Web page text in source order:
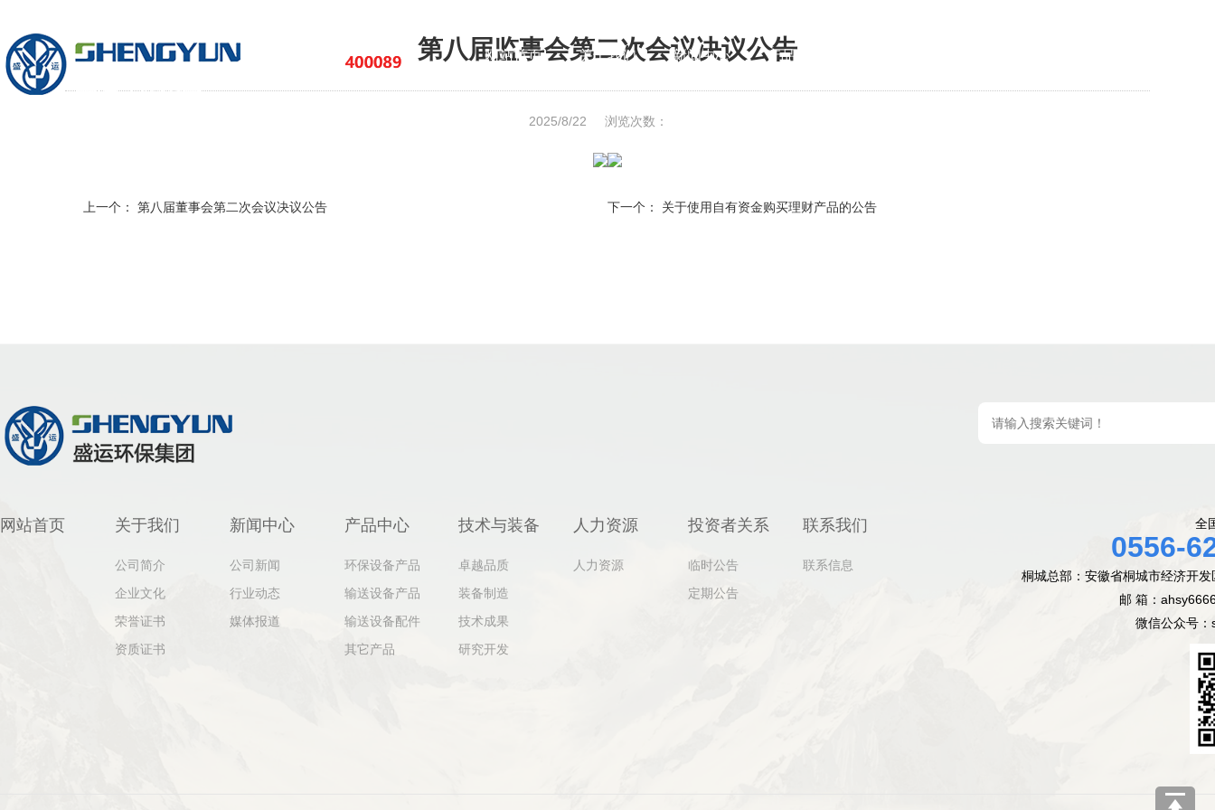
网站首页 关于我们 新闻中心 产品中心
第八届监事会第二次会议决议公告
2025/8/22 浏览次数：
上一个： 第八届董事会第二次会议决议公告 下一个： 关于使用自有资金购买理财产品的公告
网站首页 关于我们
公司简介
企业文化
荣誉证书
资质证书
新闻中心
公司新闻
行业动态
媒体报道
产品中心
环保设备产品
输送设备产品
输送设备配件
其它产品
技术与装备
卓越品质
装备制造
技术成果
研究开发
人力资源
人力资源
投资者关系
临时公告
定期公告
联系我们
联系信息
全
0556-
桐城总部：安徽省桐城市经济开
邮 箱：
微信公众号